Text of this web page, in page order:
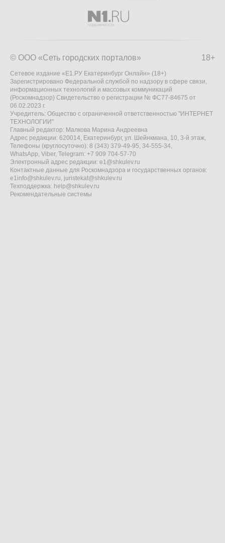
18+
© ООО «Сеть городских порталов»
Сетевое издание «Е1.РУ Екатеринбург Онлайн» (18+)
Зарегистрировано Федеральной службой по надзору в сфере связи,
информационных технологий и массовых коммуникаций
(Роскомнадзор) Свидетельство о регистрации № ФС77-84675 от
06.02.2023 г.
Учредитель: Общество с ограниченной ответственностью "ИНТЕРНЕТ
ТЕХНОЛОГИИ"
Главный редактор: Малкова Марина Андреевна
Адрес редакции: 620014, Екатеринбург, ул. Шейнкмана, 10, 3-й этаж,
Телефоны (круглосуточно): 8 (343) 379-49-95, 34-555-34,
WhatsApp, Viber, Telegram: +7 909 704-57-70
Электронный адрес редакции: e1@shkulev.ru
Контактные данные для Роскомнадзора и государственных органов:
e1info@shkulev.ru, juristekat@shkulev.ru
Техподдержка: help@shkulev.ru
Рекомендательные системы